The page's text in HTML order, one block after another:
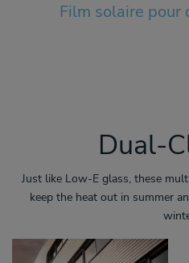
Film solaire pour
Dual-
Just like Low-E glass, these
keep the heat out in summer